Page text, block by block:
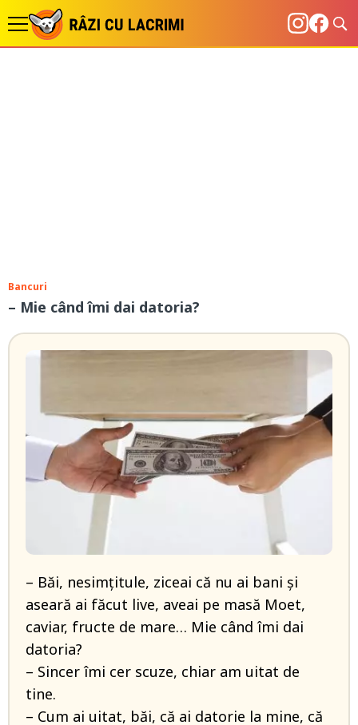
Bancuri
– Mie când îmi dai datoria?
– Băi, nesimțitule, ziceai că nu ai bani și
aseară ai făcut live, aveai pe masă Moet,
caviar, fructe de mare… Mie când îmi dai
datoria?
– Sincer îmi cer scuze, chiar am uitat de
tine.
– Cum ai uitat, băi, că ai datorie la mine, că